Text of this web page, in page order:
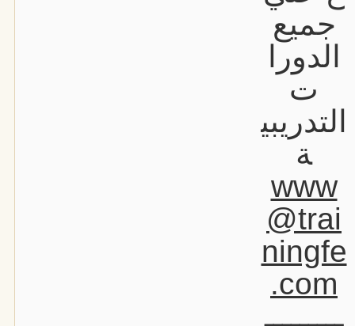
جميع
الدورا
ت
التدريبي
ة
www
@trai
ningfe
.com
ـــــــــ